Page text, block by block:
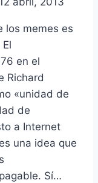
los memes es
en el
Richard
«unidad de
de
a Internet
una idea que
Sí­…